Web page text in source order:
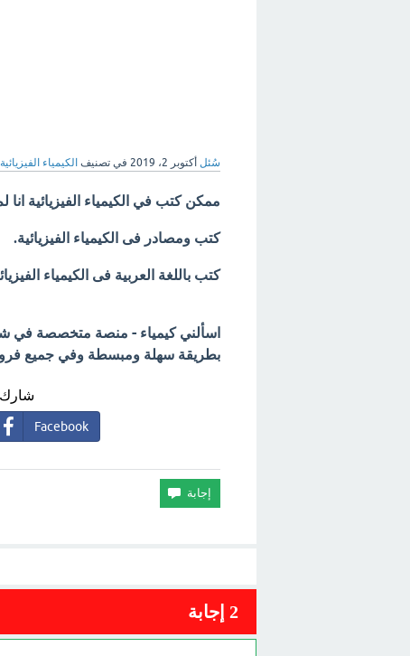
سُئل أكتوبر 2، 2019 في تصنيف الكيمياء الفيزيائية
ممكن كتب في الكيمياء الفيزيائية
كتب ومصادر فى الكيمياء الفيزيائية.
كتب باللغة العربية فى الكيمياء
اسألني كيمياء - منصة متخصصة في
بطريقة سهلة ومبسطة وفي جميع فروع
شارك
Facebook
2 إجابة